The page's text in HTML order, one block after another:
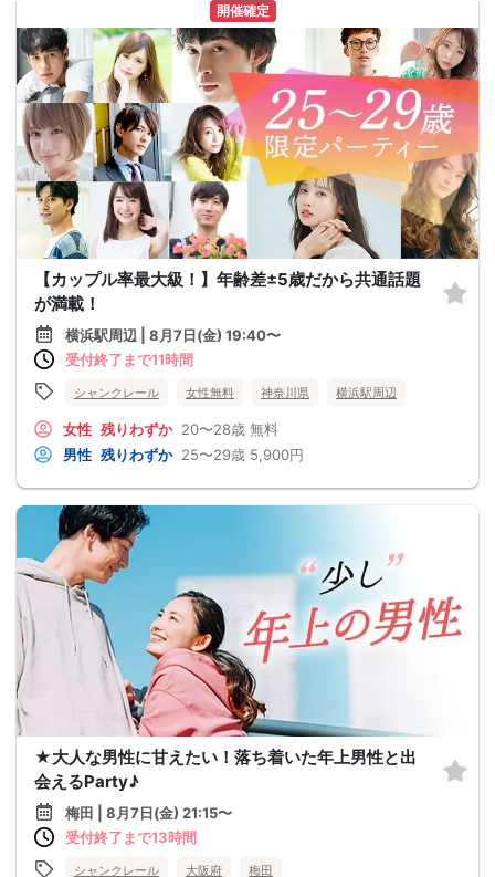
開催確定
【カップル率最大級！】年齢差±5歳だから共通話題
が満載！
横浜駅周辺 | 8月7日(金) 19:40〜
受付終了まで11時間
シャンクレール 女性無料 神奈川県 横浜駅周辺
女性 残りわずか 20〜28歳 無料
男性 残りわずか 25〜29歳 5,900円
★大人な男性に甘えたい！落ち着いた年上男性と出
会えるParty♪
梅田 | 8月7日(金) 21:15〜
受付終了まで13時間
シャンクレール 大阪府 梅田